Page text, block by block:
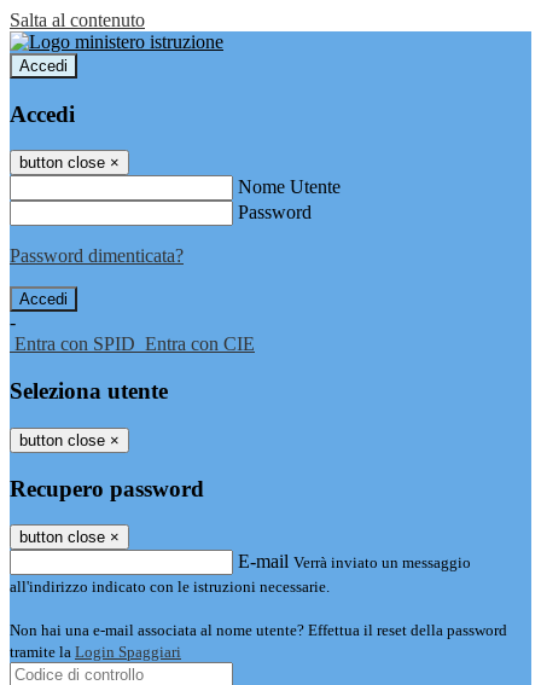
Salta al contenuto
Accedi
Accedi
button close ×
Nome Utente
Password
Password dimenticata?
-
Entra con SPID Entra con CIE
Seleziona utente
button close ×
Recupero password
button close ×
E-mail Verrà inviato un messaggio
all'indirizzo indicato con le istruzioni necessarie.
Non hai una e-mail associata al nome utente? Effettua il reset della password
tramite la Login Spaggiari